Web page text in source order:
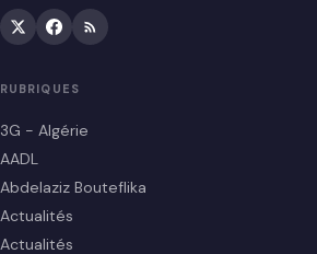
RUBRIQUES
3G - Algérie
AADL
Abdelaziz Bouteflika
Actualités
Actualités